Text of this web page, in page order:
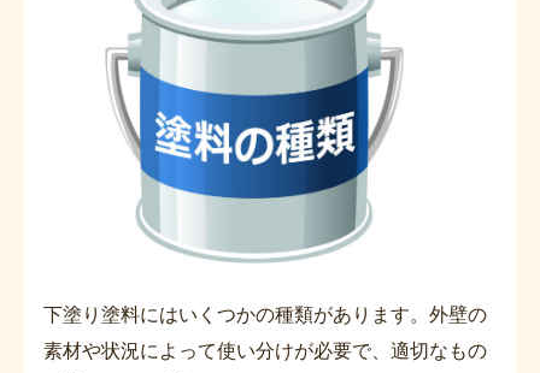
下塗り塗料にはいくつかの種類があります。外壁の
素材や状況によって使い分けが必要で、適切なもの